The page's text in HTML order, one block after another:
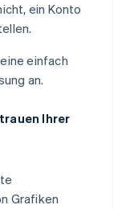
ein Konto
einfach
an.
Ihrer
Grafiken